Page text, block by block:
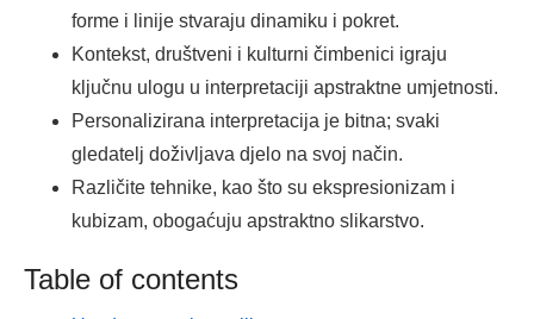
forme i linije stvaraju dinamiku i pokret.
Kontekst, društveni i kulturni čimbenici igraju
ključnu ulogu u interpretaciji apstraktne umjetnosti.
Personalizirana interpretacija je bitna; svaki
gledatelj doživljava djelo na svoj način.
Različite tehnike, kao što su ekspresionizam i
kubizam, obogaćuju apstraktno slikarstvo.
Table of contents